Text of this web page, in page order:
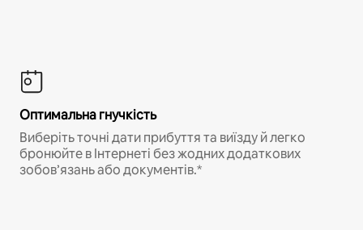
Оптимальна гнучкість
Виберіть точні дати прибуття та виїзду й легко
бронюйте в Інтернеті без жодних додаткових
зобов’язань або документів.*